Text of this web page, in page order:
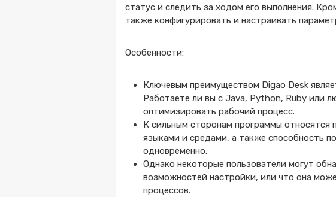
статус и следить за ходом его выполнения.
также конфигурировать и настраивать
Особенности:
Ключевым преимуществом Digao Desk
Работаете ли вы с Java, Python, Ruby или
оптимизировать рабочий процесс.
К сильным сторонам программы относятся
языками и средами, а также способность
одновременно.
Однако некоторые пользователи могут
возможностей настройки, или что она
процессов.